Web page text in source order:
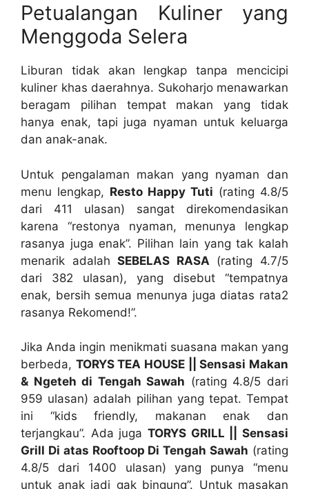
Petualangan Kuliner yang
Menggoda Selera
Liburan tidak akan lengkap tanpa mencicipi
kuliner khas daerahnya. Sukoharjo menawarkan
beragam pilihan tempat makan yang tidak
hanya enak, tapi juga nyaman untuk keluarga
dan anak-anak.
Untuk pengalaman makan yang nyaman dan
menu lengkap, Resto Happy Tuti (rating 4.8/5
dari 411 ulasan) sangat direkomendasikan
karena “restonya nyaman, menunya lengkap
rasanya juga enak”. Pilihan lain yang tak kalah
menarik adalahSEBELAS RASA (rating 4.7/5
dari 382 ulasan), yang disebut “tempatnya
enak, bersih semua menunya juga diatas rata2
rasanya Rekomend!”.
Jika Anda ingin menikmati suasana makan yang
berbeda, TORYS TEA HOUSE || Sensasi Makan
& Ngeteh di Tengah Sawah (rating 4.8/5 dari
959 ulasan) adalah pilihan yang tepat. Tempat
ini “kids friendly, makanan enak dan
terjangkau”. Ada juga TORYS GRILL || Sensasi
Grill Di atas Rooftoop Di Tengah Sawah (rating
4.8/5 dari 1400 ulasan) yang punya “menu
untuk anak jadi gak bingung”. Untuk masakan